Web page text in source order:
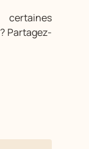
Partagez-